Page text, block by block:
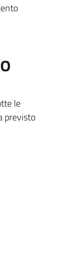
le
previsto